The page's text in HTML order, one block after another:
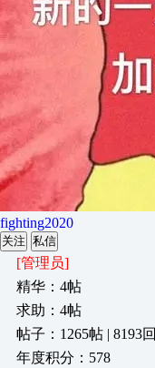
fighting2020
关注 私信
[管理员]
精华：4帖
求助：4帖
帖子：1265帖 | 8193回
年度积分：578